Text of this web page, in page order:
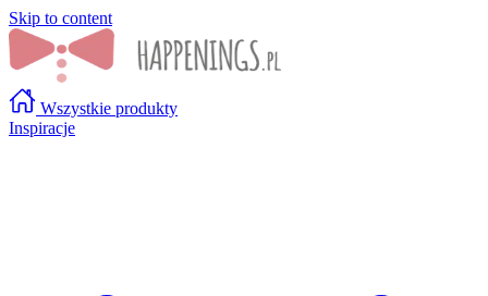
Skip to content
Wszystkie produkty
Inspiracje